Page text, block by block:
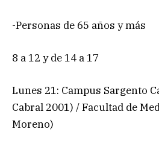
-Personas de 65 años y más
8 a 12 y de 14 a 17
Lunes 21: Campus Sargento
Cabral 2001) / Facultad de
Moreno)